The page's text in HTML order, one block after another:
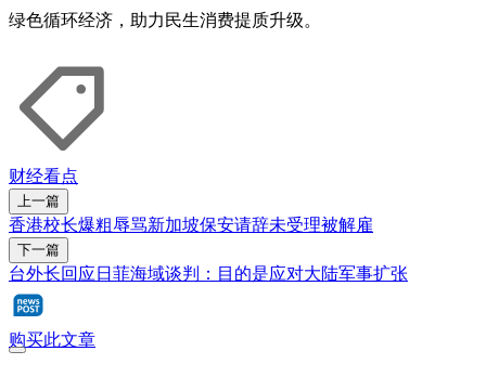
绿色循环经济，助力民生消费提质升级。
财经看点
上一篇
香港校长爆粗辱骂新加坡保安请辞未受理被解雇
下一篇
台外长回应日菲海域谈判：目的是应对大陆军事扩张
购买此文章